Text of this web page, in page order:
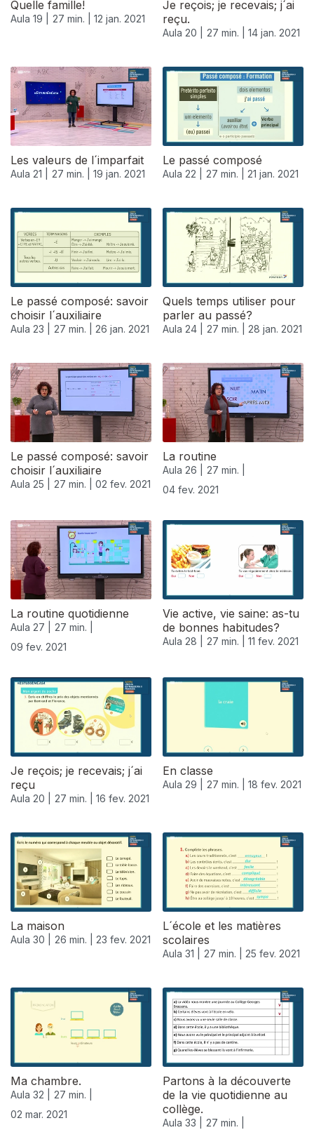
Quelle famille!
Aula 19 | 27 min. | 12 jan. 2021
Je reçois; je recevais; j´ai
reçu.
Aula 20 | 27 min. | 14 jan. 2021
Les valeurs de l´imparfait
Aula 21 | 27 min. | 19 jan. 2021
Le passé composé
Aula 22 | 27 min. | 21 jan. 2021
Le passé composé: savoir
choisir l´auxiliaire
Aula 23 | 27 min. | 26 jan. 2021
Quels temps utiliser pour
parler au passé?
Aula 24 | 27 min. | 28 jan. 2021
520664
Le passé composé: savoir
choisir l´auxiliaire
Aula 25 | 27 min. | 02 fev. 2021
La routine
Aula 26 |
27 min. |
04 fev. 2021
La routine quotidienne
Aula 27 |
27 min. |
09 fev. 2021
Vie active, vie saine: as-tu
de bonnes habitudes?
Aula 28 | 27 min. | 11 fev. 2021
Je reçois; je recevais; j´ai
reçu
Aula 20 | 27 min. | 16 fev. 2021
En classe
Aula 29 | 27 min. | 18 fev. 2021
La maison
Aula 30 | 26 min. | 23 fev. 2021
L´école et les matières
scolaires
Aula 31 | 27 min. | 25 fev. 2021
Ma chambre.
Aula 32 |
27 min. |
02 mar. 2021
Partons à la découverte
de la vie quotidienne au
collège.
Aula 33 |
27 min. |